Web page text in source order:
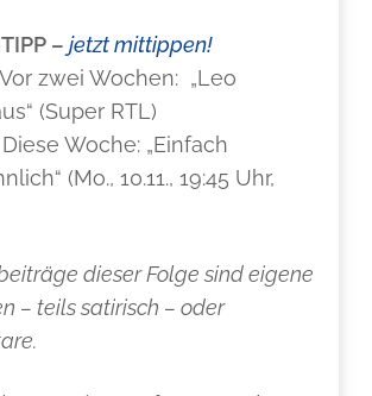
–jetzt mittippen!
Vor zwei Wochen: „Leo
(Super RTL)
Diese Woche: „Einfach
(Mo., 10.11., 19:45 Uhr,
dieser Folge sind eigene
– teils satirisch – oder